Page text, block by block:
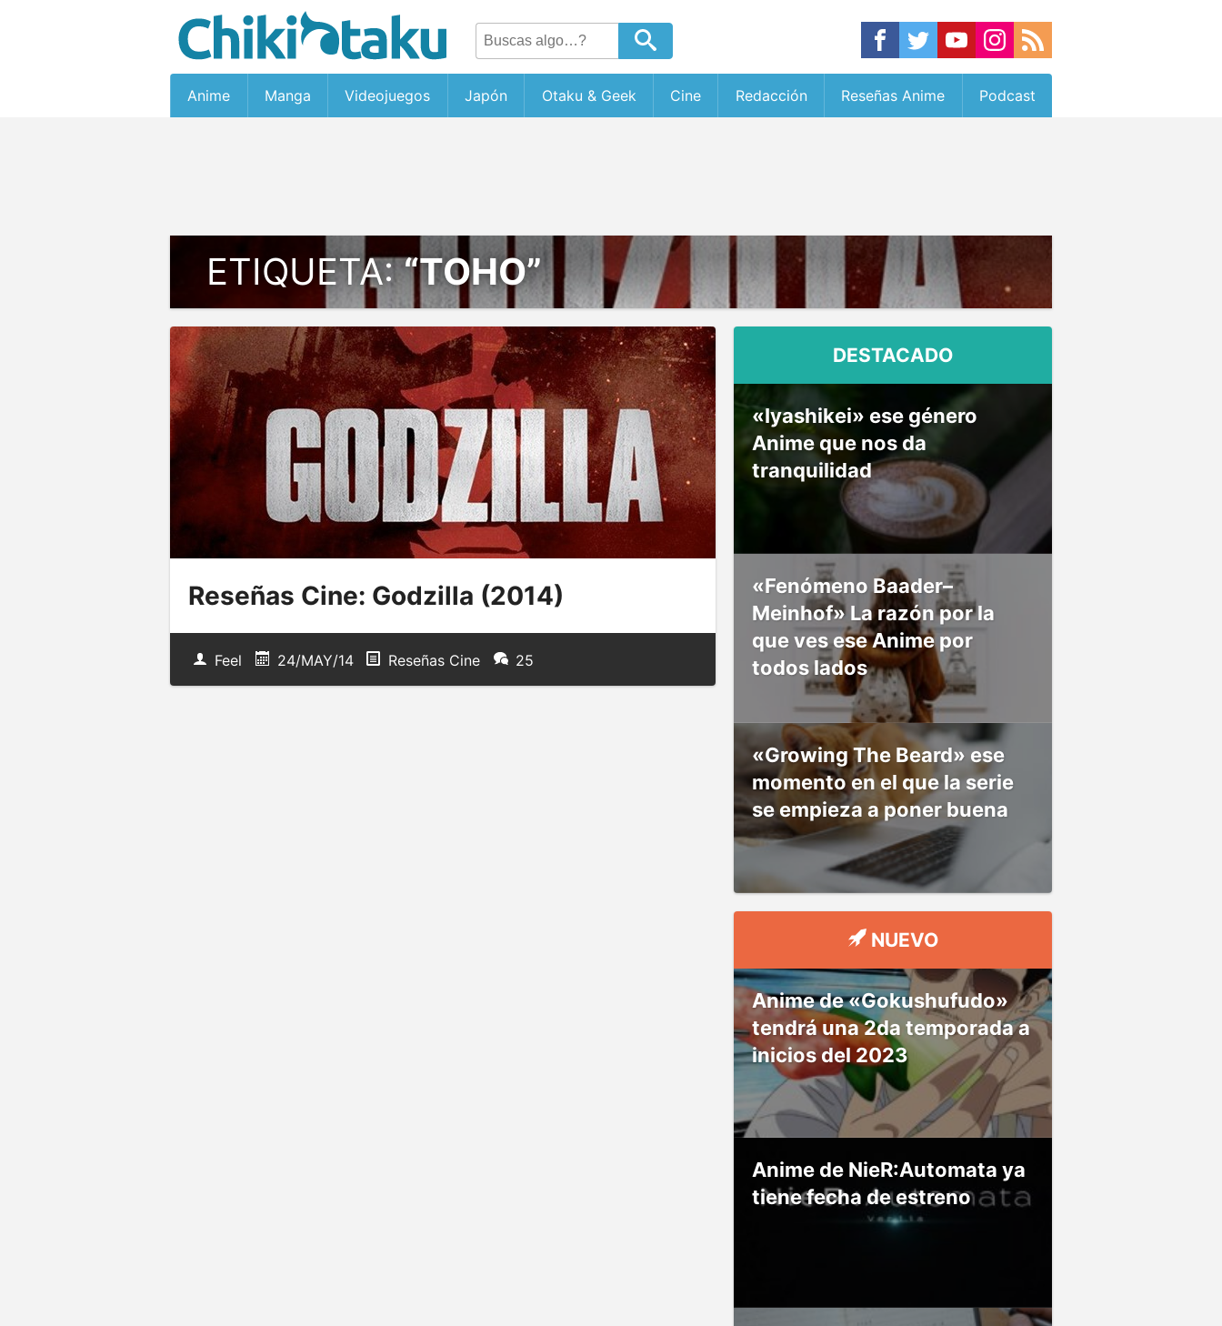
Anime Manga Videojuegos Japón Otaku & Geek Cine Redacción Reseñas Anime Podcast
ETIQUETA:“TOHO”
Reseñas Cine: Godzilla (2014)
Feel 24/MAY/14 Reseñas Cine 25
DESTACADO
«Iyashikei» ese género
Anime que nos da
tranquilidad
«Fenómeno Baader–
Meinhof» La razón por la
que ves ese Anime por
todos lados
«Growing The Beard» ese
momento en el que la serie
se empieza a poner buena
NUEVO
Anime de «Gokushufudo»
tendrá una 2da temporada a
inicios del 2023
Anime de NieR:Automata ya
tiene fecha de estreno